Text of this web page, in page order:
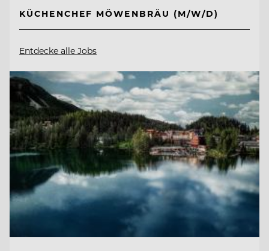
KÜCHENCHEF MÖWENBRÄU (M/W/D)
Entdecke alle Jobs